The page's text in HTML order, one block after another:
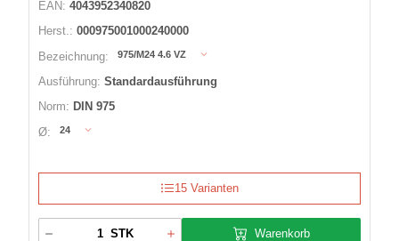
EAN: 4043952340820
Herst.: 000975001000240000
Bezeichnung:
975/M24 4.6 VZ
Ausführung: Standardausführung
Norm: DIN 975
Ø:
24
15 Varianten
STK Warenkorb